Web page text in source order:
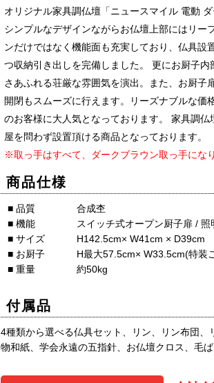
オリジナル家具調仏壇「ニュースマイル 電動
シンプルなデザインながらお仏壇上部にはリー
ンだけではなく機能面も充実しており、仏具
つ収納引き出しを完備しました。 更にお厨子
さあふれる荘厳な雰囲気を演出。また、お厨
開閉もスムーズに行えます。リーズナブルな価
のお客様に大人気となっております。 家具調
屋を問わず設置頂ける商品となっております。
※取っ手はすべて、ダークブラウン取っ手にな
商品仕様
■ 品質
合成杢
■ 機能
スイッチ式オープン厨子扉 /
■ サイズ
H142.5cm× W41cm × D39cm
■ お厨子
H最大57.5cm× W33.5cm(特装
■ 重量
約50kg
付属品
4種類から選べる仏具セット、リン、リン布団
物和紙、学会永遠の五指針、お仏壇クロス、毛